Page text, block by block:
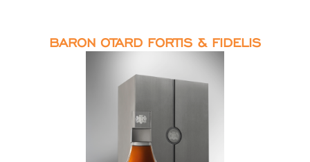
BARON OTARD FORTIS & FIDELIS